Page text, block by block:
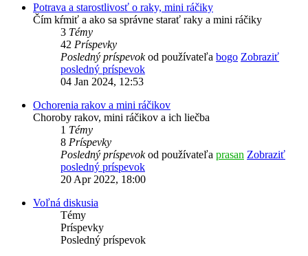
Potrava a starostlivosť o raky, mini ráčiky
Čím kŕmiť a ako sa správne starať raky a mini ráčiky
3 Témy
42 Príspevky
Posledný príspevokod používateľa bogo Zobraziť
posledný príspevok
04 Jan 2024, 12:53
Ochorenia rakov a mini ráčikov
Choroby rakov, mini ráčikov a ich liečba
1 Témy
8 Príspevky
Posledný príspevokod používateľa prasan Zobraziť
posledný príspevok
20 Apr 2022, 18:00
Voľná diskusia
Témy
Príspevky
Posledný príspevok